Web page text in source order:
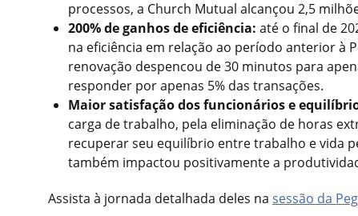
processos, a Church Mutual alcançou 2,5
200% de ganhos de eficiência: até o final de
na eficiência em relação ao período anterior à
renovação despencou de 30 minutos para
responder por apenas 5% das transações.
Maior satisfação dos funcionários e
carga de trabalho, pela eliminação de horas
recuperar seu equilíbrio entre trabalho e vida
também impactou positivamente a
Assista à jornada detalhada deles na sessão da